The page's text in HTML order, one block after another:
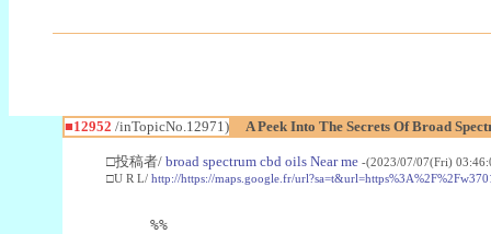
■12952 /inTopicNo.12971) A Peek Into The Secrets Of Broad
□投稿者/ broad spectrum cbd oils Near me -(2023/07/07(Fri)
□U R L/ http://https://maps.google.fr/
%%